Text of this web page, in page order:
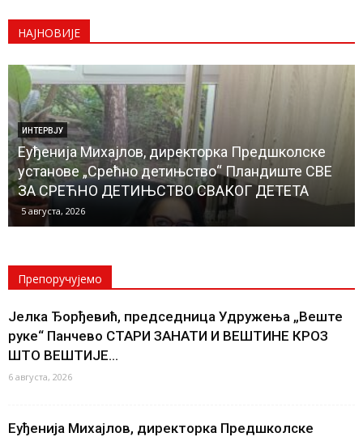
НАЈНОВИЈЕ
ИНТЕРВЈУ
Еуђенија Михајлов, директорка Предшколске
установе „Срећно детињство“ Пландиште СВЕ
ЗА СРЕЋНО ДЕТИЊСТВО СВАКОГ ДЕТЕТА
5 августа, 2026
Препоручујемо
Јелка Ђорђевић, председница Удружења „Веште
руке“ Панчево СТАРИ ЗАНАТИ И ВЕШТИНЕ КРОЗ
ШТО ВЕШТИЈЕ...
6 августа, 2026
Еуђенија Михајлов, директорка Предшколске